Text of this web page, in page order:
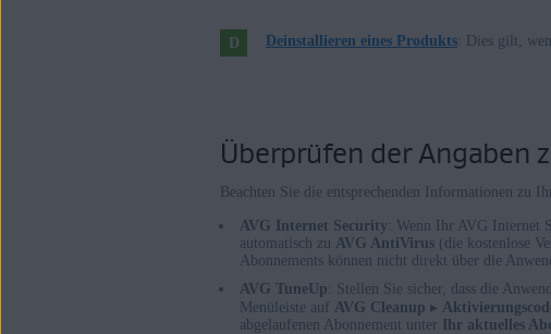
Apple macOS 10.15.x (Catalina)
Apple Mac OS X 10.11.x (El Capitan)
Deinstallieren eines Produkts : Dies gilt,
Überprüfen der Angaben
Beachten Sie die entsprechenden Informationen zu
AVG Internet Security : Wenn Ihr AVG Internet
automatisch zu AVG AntiVirus (die kostenlose
Abonnements können nicht direkt über die
AVG TuneUp : Stellen Sie sicher, dass die
Menüleiste auf AVG Cleanup ▸
abgelaufenen Abonnement unter
Ihr aktuelles